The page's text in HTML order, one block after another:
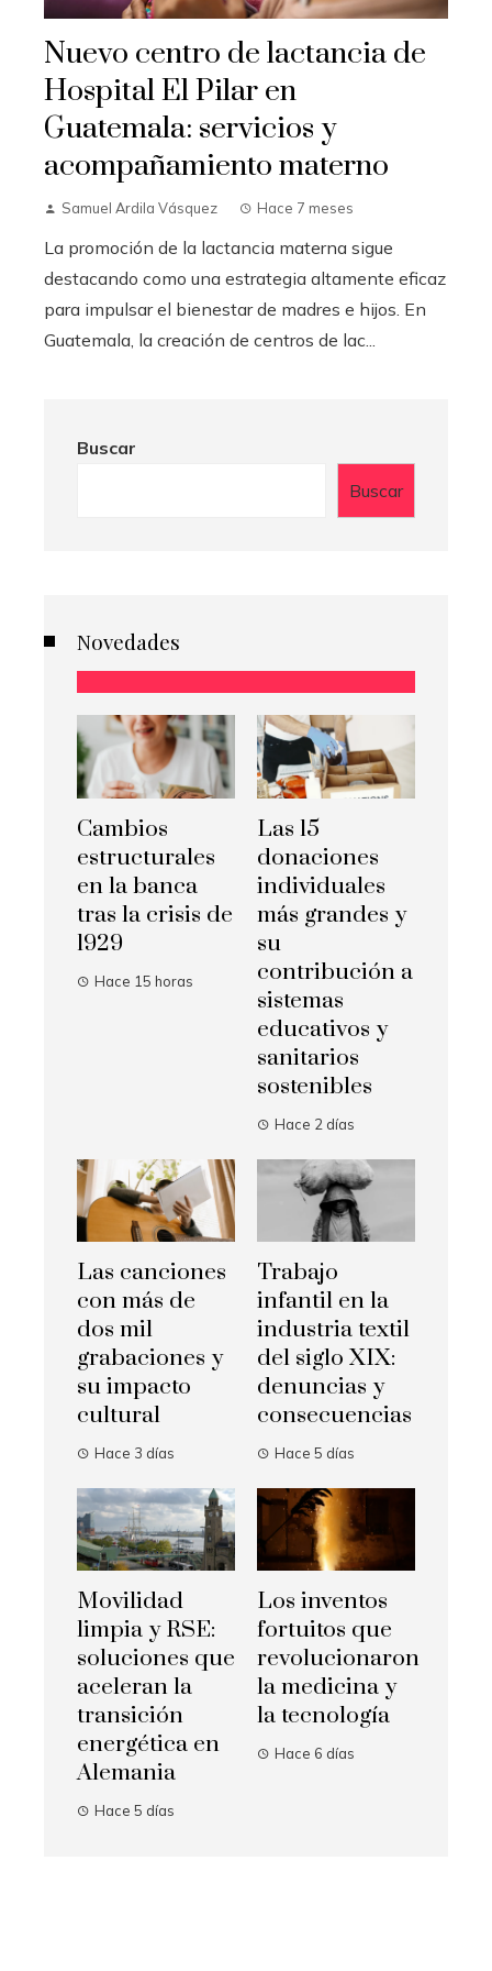
Nuevo centro de lactancia de
Hospital El Pilar en
Guatemala: servicios y
acompañamiento materno
Samuel Ardila Vásquez Hace 7 meses
La promoción de la lactancia materna sigue
destacando como una estrategia altamente eficaz
para impulsar el bienestar de madres e hijos. En
Guatemala, la creación de centros de lac...
Buscar
Buscar
Novedades
Cambios
estructurales
en la banca
tras la crisis de
1929
Hace 15 horas
Las 15
donaciones
individuales
más grandes y
su
contribución a
sistemas
educativos y
sanitarios
sostenibles
Hace 2 días
Las canciones
con más de
dos mil
grabaciones y
su impacto
cultural
Hace 3 días
Trabajo
infantil en la
industria textil
del siglo XIX:
denuncias y
consecuencias
Hace 5 días
Movilidad
limpia y RSE:
soluciones que
aceleran la
transición
energética en
Alemania
Hace 5 días
Los inventos
fortuitos que
revolucionaron
la medicina y
la tecnología
Hace 6 días